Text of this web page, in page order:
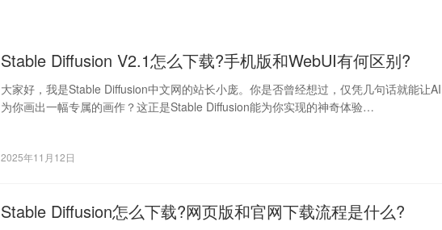
Stable Diffusion V2.1怎么下载?手机版和WebUI有何区别?
大家好，我是Stable Diffusion中文网的站长小庞。你是否曾经想过，仅凭几句话就能让AI
为你画出一幅专属的画作？这正是Stable Diffusion能为你实现的神奇体验…
2025年11月12日
Stable Diffusion怎么下载?网页版和官网下载流程是什么?